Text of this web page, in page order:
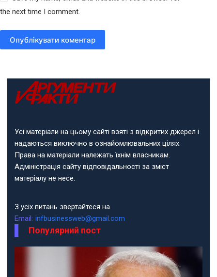
the next time I comment.
Опублікувати коментар
Усі матеріали на цьому сайті взяті з відкритих джерел і
надаються виключно в ознайомлювальних цілях.
Права на матеріали належать їхнім власникам.
Адміністрація сайту відповідальності за зміст
матеріалу не несе.
З усіх питань звертайтеся на
Email: infbusinessweb@gmail.com
Популярний пост